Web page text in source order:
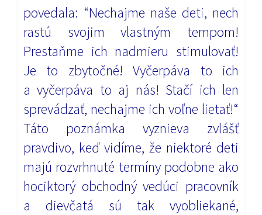
povedala: “Nechajme naše deti, nech
rastú svojim vlastným tempom!
Prestaňme ich nadmieru stimulovať!
Je to zbytočné! Vyčerpáva to ich
a vyčerpáva to aj nás! Stačí ich len
sprevádzať, nechajme ich voľne lietať!“
Táto poznámka vyznieva zvlášť
pravdivo, keď vidíme, že niektoré deti
majú rozvrhnuté termíny podobne ako
hociktorý obchodný vedúci pracovník
a dievčatá sú tak vyobliekané,